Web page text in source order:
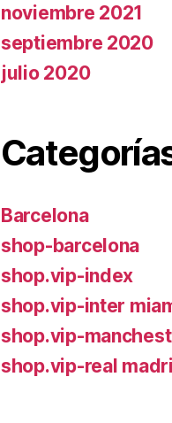
noviembre 2021
septiembre 2020
julio 2020
Barcelona
shop-barcelona
shop.vip-index
shop.vip-inter
shop.vip-
shop.vip-real